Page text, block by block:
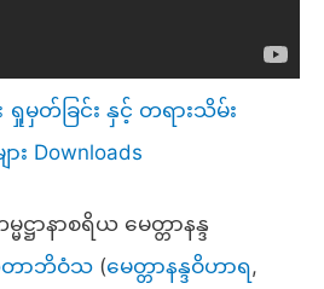
မှတ်ခြင်း နှင့် တရားသိမ်း
း Downloads
ဌာနာစရိယ မေတ္တာနန္ဒ
တာဘိဝံသ (မေတ္တာနန္ဒဝိဟာရ,